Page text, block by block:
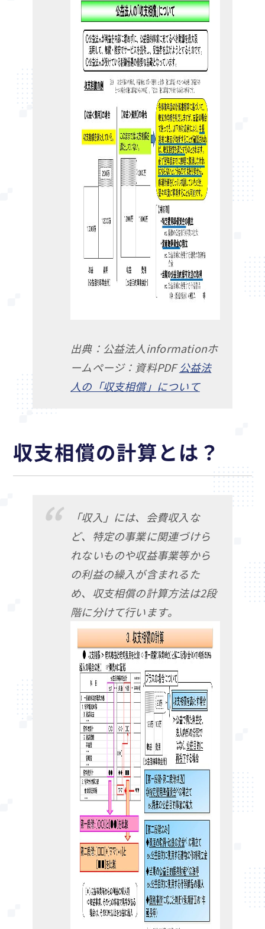
出典：公益法人informationホ
ームページ：資料PDF公益法
人の「収支相償」について
収支相償の計算とは？
「収入」には、会費収入な
ど、特定の事業に関連づけら
れないものや収益事業等から
の利益の繰入が含まれるた
め、収支相償の計算方法は2段
階に分けて行います。